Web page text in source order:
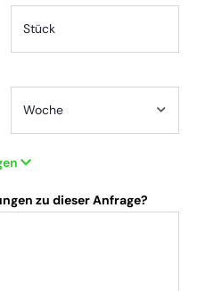
zu dieser Anfrage?